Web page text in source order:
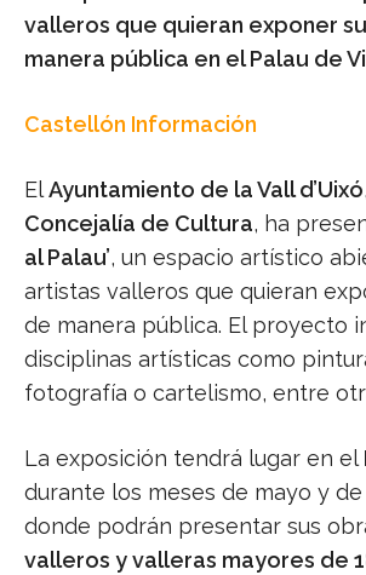
valleros que quieran exponer
manera pública en el Palau de
Castellón Información
ElAyuntamiento de la Vall d’Uixó
Concejalía de Cultura, ha
al Palau’, un espacio artístico
artistas valleros que quieran
de manera pública. El proyecto
disciplinas artísticas como
fotografía o cartelismo, entre
La exposición tendrá lugar en el
durante los meses de mayo y
donde podrán presentar sus
valleros y valleras mayores de